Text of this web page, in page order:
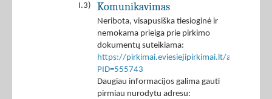
I.3) Komunikavimas
Neribota, visapusiška tiesioginė ir
nemokama prieiga prie pirkimo
dokumentų suteikiama:
https://pirkimai.eviesiejipirkimai.lt/app/rfq/
PID=555743
Daugiau informacijos galima gauti
pirmiau nurodytu adresu: